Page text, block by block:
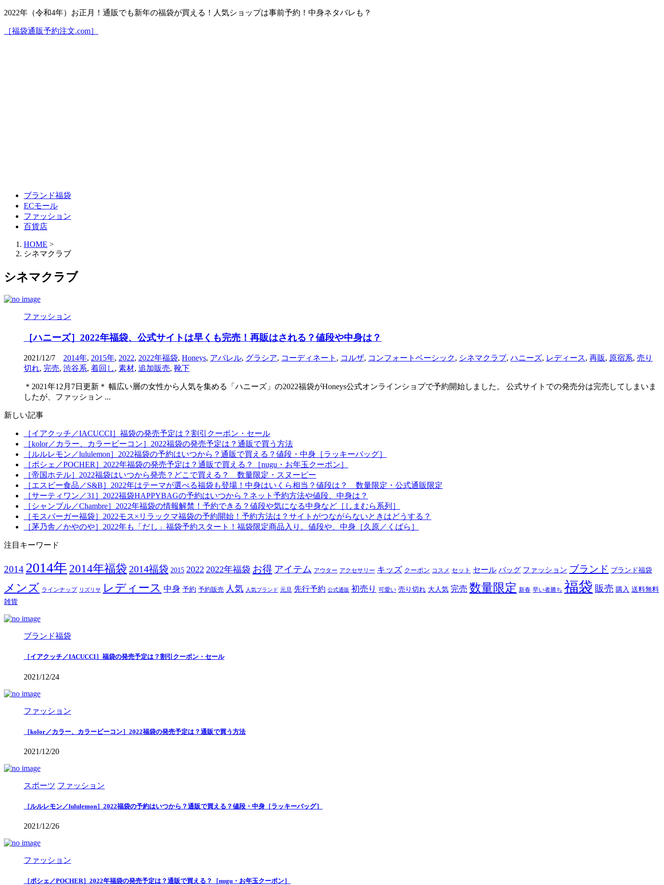
2022年（令和4年）お正月！通販でも新年の福袋が買える！人気ショップは事前予約！中身ネタバレも？
［福袋通販予約注文.com］
ブランド福袋
ECモール
ファッション
百貨店
HOME >
シネマクラブ
シネマクラブ
ファッション
［ハニーズ］2022年福袋、公式サイトは早くも完売！再販はされる？値段や中身は？
2021/12/7 2014年, 2015年, 2022, 2022年福袋, Honeys, アパレル, グラシア, コーディネート , コルザ, コンフォートベーシック, シネマクラブ, ハニーズ, レディース, 再販, 原宿系, 売り
切れ, 完売, 渋谷系, 着回し, 素材, 追加販売, 靴下
＊2021年12月7日更新＊ 幅広い層の女性から人気を集める「ハニーズ」の2022福袋がHoneys公式オンラインショプで予約開始しました。 公式サイトでの発売分は完売してしまいま
したが、ファッション ...
新しい記事
［イアクッチ／IACUCCI］福袋の発売予定は？割引クーポン・セール
［kolor／カラー、カラービーコン］2022福袋の発売予定は？通販で買う方法
［ルルレモン／lululemon］2022福袋の予約はいつから？通販で買える？値段・中身［ラッキーバッグ］
［ポシェ／POCHER］2022年福袋の発売予定は？通販で買える？［nugu・お年玉クーポン］
［帝国ホテル］2022福袋はいつから発売？どこで買える？ 数量限定・スヌーピー
［エスビー食品／S&B］2022年はテーマが選べる福袋も登場！中身はいくら相当？値段は？ 数量限定・公式通販限定
［サーティワン／31］2022福袋HAPPYBAGの予約はいつから？ネット予約方法や値段、中身は？
［シャンブル／Chambre］2022年福袋の情報解禁！予約できる？値段や気になる中身など［しまむら系列］
［モスバーガー福袋］2022モス×リラックマ福袋の予約開始！予約方法は？サイトがつながらないときはどうする？
［茅乃舎／かやのや］2022年も「だし」福袋予約スタート！福袋限定商品入り。値段や、中身［久原／くばら］
注目キーワード
2014 2014年 2014年福袋 2014福袋 2015 2022 2022年福袋 お得 アイテム アウター アクセサリー キッズ クーポン コスメ セット セール バッグ ファッション ブランド ブランド福袋
メンズ ラインナップ リズリサ レディース 中身 予約 予約販売 人気 人気ブランド 元旦 先行予約 公式通販 初売り 可愛い 売り切れ 大人気 完売 数量限定 新春 早い者勝ち 福袋 販売 購入 送料無料
雑貨
ブランド福袋
［イアクッチ／IACUCCI］福袋の発売予定は？割引クーポン・セール
2021/12/24
ファッション
［kolor／カラー、カラービーコン］2022福袋の発売予定は？通販で買う方法
2021/12/20
スポーツ ファッション
［ルルレモン／lululemon］2022福袋の予約はいつから？通販で買える？値段・中身［ラッキーバッグ］
2021/12/26
ファッション
［ポシェ／POCHER］2022年福袋の発売予定は？通販で買える？［nugu・お年玉クーポン］